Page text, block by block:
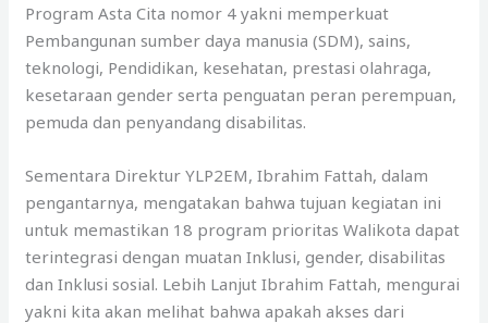
Program Asta Cita nomor 4 yakni memperkuat
Pembangunan sumber daya manusia (SDM), sains,
teknologi, Pendidikan, kesehatan, prestasi olahraga,
kesetaraan gender serta penguatan peran perempuan,
pemuda dan penyandang disabilitas.
Sementara Direktur YLP2EM, Ibrahim Fattah, dalam
pengantarnya, mengatakan bahwa tujuan kegiatan ini
untuk memastikan 18 program prioritas Walikota dapat
terintegrasi dengan muatan Inklusi, gender, disabilitas
dan Inklusi sosial. Lebih Lanjut Ibrahim Fattah, mengurai
yakni kita akan melihat bahwa apakah akses dari